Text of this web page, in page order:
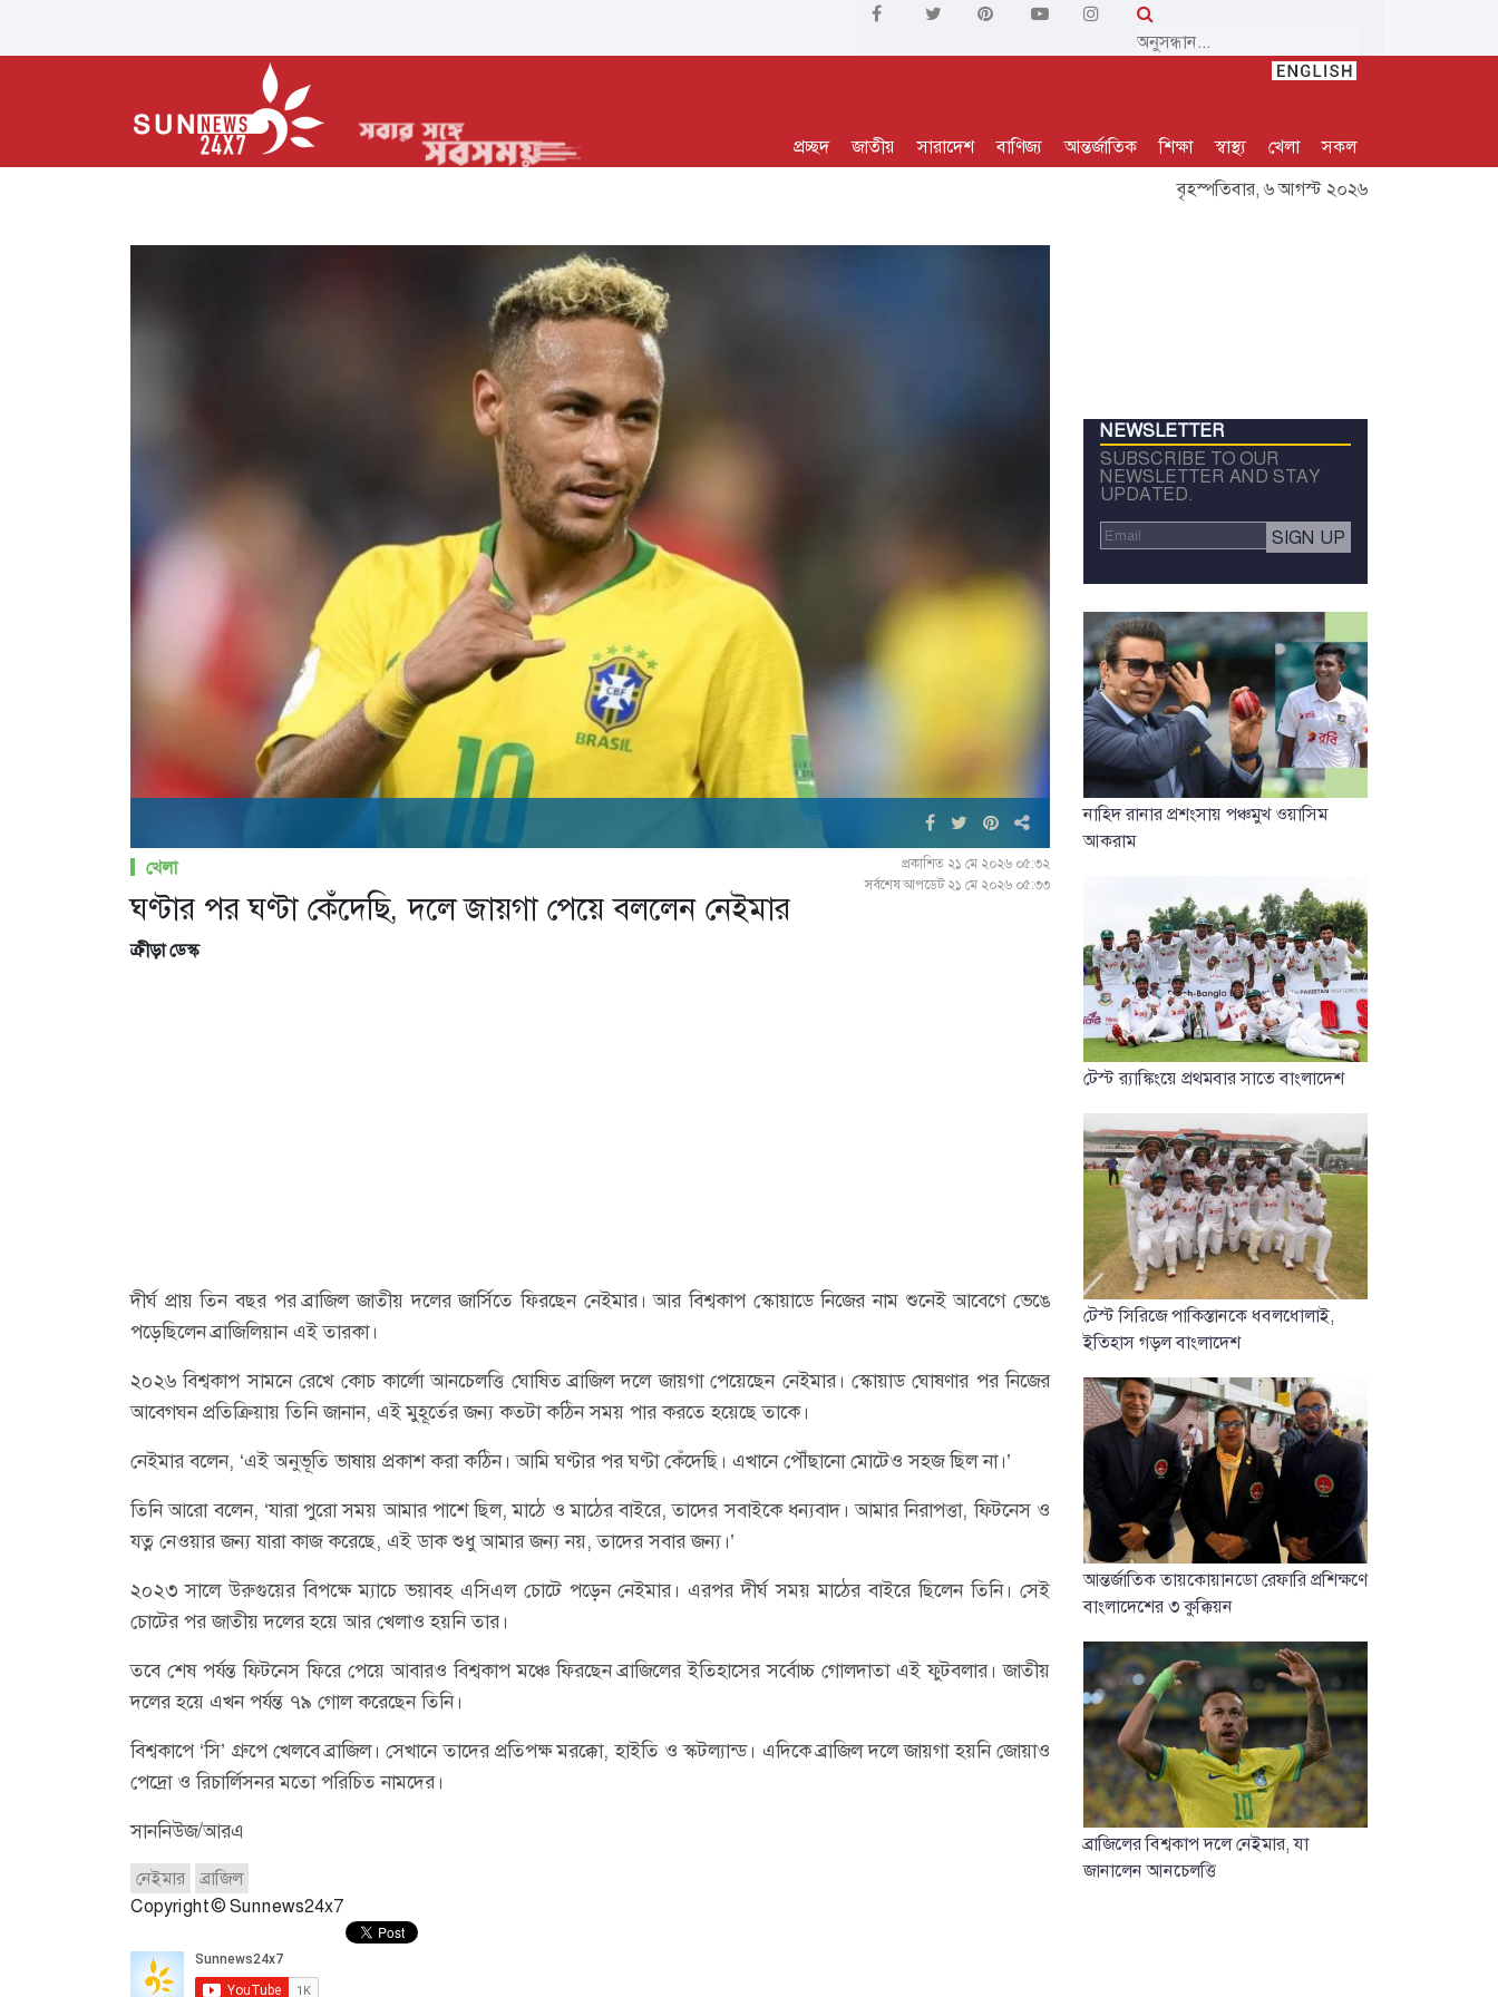
প্রচ্ছদ জাতীয় সারাদেশ বাণিজ্য আন্তর্জাতিক শিক্ষা স্বাস্থ্য খেলা
সকল
বৃহস্পতিবার, ৬ আগস্ট ২০২৬
খেলা
প্রকাশিত ২১ মে ২০২৬ ০৫:৩২
সর্বশেষ আপডেট ২১ মে ২০২৬ ০৫:৩৩
ঘণ্টার পর ঘণ্টা কেঁদেছি, দলে জায়গা পেয়ে বললেন নেইমার
ক্রীড়া ডেস্ক
দীর্ঘ প্রায় তিন বছর পর ব্রাজিল জাতীয় দলের জার্সিতে ফিরছেন নেইমার। আর বিশ্বকাপ স্কোয়াডে নিজের নাম শুনেই আবেগে ভেঙে
পড়েছিলেন ব্রাজিলিয়ান এই তারকা।
২০২৬ বিশ্বকাপ সামনে রেখে কোচ কার্লো আনচেলত্তি ঘোষিত ব্রাজিল দলে জায়গা পেয়েছেন নেইমার। স্কোয়াড ঘোষণার পর নিজের
আবেগঘন প্রতিক্রিয়ায় তিনি জানান, এই মুহূর্তের জন্য কতটা কঠিন সময় পার করতে হয়েছে তাকে।
নেইমার বলেন, ‘এই অনুভূতি ভাষায় প্রকাশ করা কঠিন। আমি ঘণ্টার পর ঘণ্টা কেঁদেছি। এখানে পৌঁছানো মোটেও সহজ ছিল না।’
তিনি আরো বলেন, ‘যারা পুরো সময় আমার পাশে ছিল, মাঠে ও মাঠের বাইরে, তাদের সবাইকে ধন্যবাদ। আমার নিরাপত্তা, ফিটনেস ও
যত্ন নেওয়ার জন্য যারা কাজ করেছে, এই ডাক শুধু আমার জন্য নয়, তাদের সবার জন্য।’
২০২৩ সালে উরুগুয়ের বিপক্ষে ম্যাচে ভয়াবহ এসিএল চোটে পড়েন নেইমার। এরপর দীর্ঘ সময় মাঠের বাইরে ছিলেন তিনি। সেই
চোটের পর জাতীয় দলের হয়ে আর খেলাও হয়নি তার।
তবে শেষ পর্যন্ত ফিটনেস ফিরে পেয়ে আবারও বিশ্বকাপ মঞ্চে ফিরছেন ব্রাজিলের ইতিহাসের সর্বোচ্চ গোলদাতা এই ফুটবলার। জাতীয়
দলের হয়ে এখন পর্যন্ত ৭৯ গোল করেছেন তিনি।
বিশ্বকাপে ‘সি’ গ্রুপে খেলবে ব্রাজিল। সেখানে তাদের প্রতিপক্ষ মরক্কো, হাইতি ও স্কটল্যান্ড। এদিকে ব্রাজিল দলে জায়গা হয়নি জোয়াও
পেদ্রো ও রিচার্লিসনর মতো পরিচিত নামদের।
সাননিউজ/আরএ
নেইমার
ব্রাজিল
Copyright © Sunnews24x7
NEWSLETTER
SUBSCRIBE TO OUR
NEWSLETTER AND STAY
UPDATED.
নাহিদ রানার প্রশংসায় পঞ্চমুখ ওয়াসিম
আকরাম
টেস্ট র‍্যাঙ্কিংয়ে প্রথমবার সাতে বাংলাদেশ
টেস্ট সিরিজে পাকিস্তানকে ধবলধোলাই,
ইতিহাস গড়ল বাংলাদেশ
আন্তর্জাতিক তায়কোয়ানডো রেফারি প্রশিক্ষণে
বাংলাদেশের ৩ কুক্কিয়ন
ব্রাজিলের বিশ্বকাপ দলে নেইমার, যা
জানালেন আনচেলত্তি